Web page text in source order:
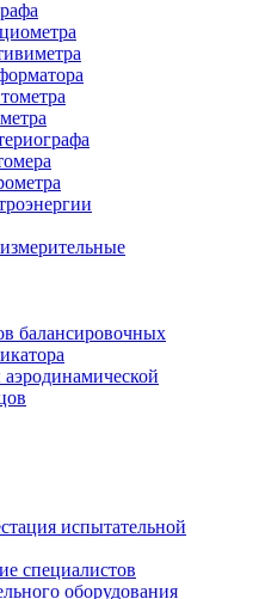
балансировочных
испытательной
специалистов
оборудования